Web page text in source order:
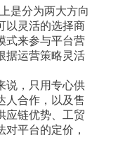
是分为两大方向
以灵活的选择商
式来参与平台营
据运营策略灵活
说，只用专心供
人合作，以及售
应链优势、工贸
平台的定价，